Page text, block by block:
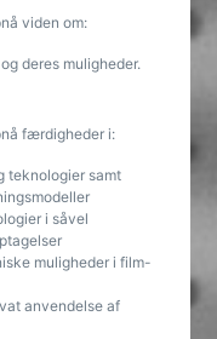
viden om:
deres muligheder.
færdigheder i:
teknologier samt
i såvel
muligheder i film-
anvendelse af